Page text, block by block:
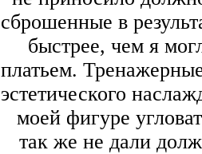
сброшенные в
быстрее, чем я
платьем.
эстетического
моей фигуре
так же не дали